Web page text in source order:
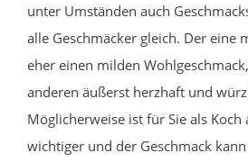
unter Umständen auch
alle Geschmäcker gleich. Der eine
eher einen milden
anderen äußerst herzhaft und
Möglicherweise ist für Sie als Koch
wichtiger und der Geschmack